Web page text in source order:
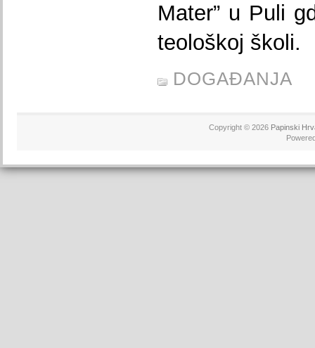
Mater” u Puli
teološkoj školi.
DOGAĐANJA
Copyright © 2026 Papinski